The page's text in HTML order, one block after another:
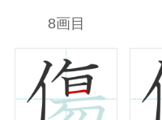
8画目